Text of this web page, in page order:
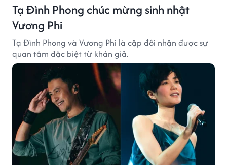
Tạ Đình Phong chúc mừng sinh nhật
Vương Phi
Tạ Đình Phong và Vương Phi là cặp đôi nhận được sự
quan tâm đặc biệt từ khán giả.